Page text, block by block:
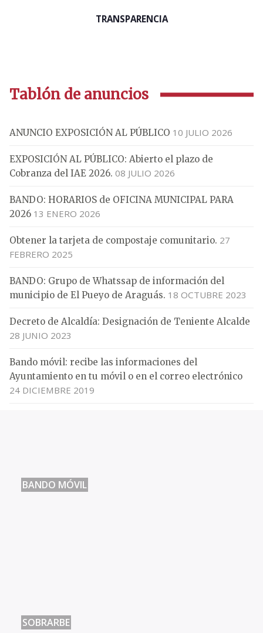
TRANSPARENCIA
Tablón de anuncios
ANUNCIO EXPOSICIÓN AL PÚBLICO 10 JULIO 2026
EXPOSICIÓN AL PÚBLICO: Abierto el plazo de
Cobranza del IAE 2026. 08 JULIO 2026
BANDO: HORARIOS de OFICINA MUNICIPAL PARA
2026 13 ENERO 2026
Obtener la tarjeta de compostaje comunitario. 27
FEBRERO 2025
BANDO: Grupo de Whatssap de información del
municipio de El Pueyo de Araguás. 18 OCTUBRE 2023
Decreto de Alcaldía: Designación de Teniente Alcalde
28 JUNIO 2023
Bando móvil: recibe las informaciones del
Ayuntamiento en tu móvil o en el correo electrónico
24 DICIEMBRE 2019
BANDO MÓVIL
SOBRARBE